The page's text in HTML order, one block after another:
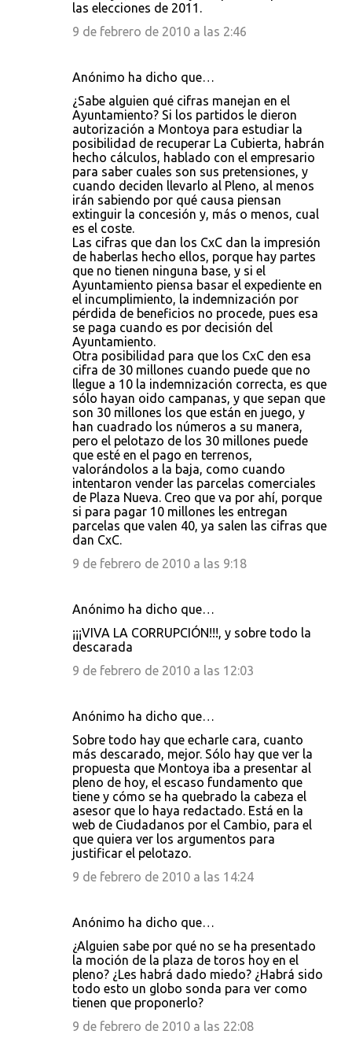
las elecciones de 2011.
9 de febrero de 2010 a las 2:46
Anónimo ha dicho que…
¿Sabe alguien qué cifras manejan en el
Ayuntamiento? Si los partidos le dieron
autorización a Montoya para estudiar la
posibilidad de recuperar La Cubierta, habrán
hecho cálculos, hablado con el empresario
para saber cuales son sus pretensiones, y
cuando deciden llevarlo al Pleno, al menos
irán sabiendo por qué causa piensan
extinguir la concesión y, más o menos, cual
es el coste.
Las cifras que dan los CxC dan la impresión
de haberlas hecho ellos, porque hay partes
que no tienen ninguna base, y si el
Ayuntamiento piensa basar el expediente en
el incumplimiento, la indemnización por
pérdida de beneficios no procede, pues esa
se paga cuando es por decisión del
Ayuntamiento.
Otra posibilidad para que los CxC den esa
cifra de 30 millones cuando puede que no
llegue a 10 la indemnización correcta, es que
sólo hayan oido campanas, y que sepan que
son 30 millones los que están en juego, y
han cuadrado los números a su manera,
pero el pelotazo de los 30 millones puede
que esté en el pago en terrenos,
valorándolos a la baja, como cuando
intentaron vender las parcelas comerciales
de Plaza Nueva. Creo que va por ahí, porque
si para pagar 10 millones les entregan
parcelas que valen 40, ya salen las cifras que
dan CxC.
9 de febrero de 2010 a las 9:18
Anónimo ha dicho que…
¡¡¡VIVA LA CORRUPCIÓN!!!, y sobre todo la
descarada
9 de febrero de 2010 a las 12:03
Anónimo ha dicho que…
Sobre todo hay que echarle cara, cuanto
más descarado, mejor. Sólo hay que ver la
propuesta que Montoya iba a presentar al
pleno de hoy, el escaso fundamento que
tiene y cómo se ha quebrado la cabeza el
asesor que lo haya redactado. Está en la
web de Ciudadanos por el Cambio, para el
que quiera ver los argumentos para
justificar el pelotazo.
9 de febrero de 2010 a las 14:24
Anónimo ha dicho que…
¿Alguien sabe por qué no se ha presentado
la moción de la plaza de toros hoy en el
pleno? ¿Les habrá dado miedo? ¿Habrá sido
todo esto un globo sonda para ver como
tienen que proponerlo?
9 de febrero de 2010 a las 22:08